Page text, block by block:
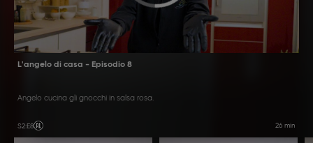
L'angelo di casa - Episodio 8
Angelo cucina gli gnocchi in salsa rosa.
S2:E8 26 min